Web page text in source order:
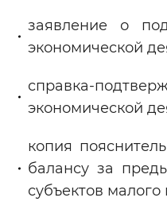
заявление о
экономической
справка-
экономической
копия
балансу за
субъектов